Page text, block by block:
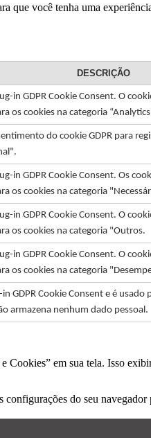
que você tenha uma
DESCRIÇÃO
in GDPR Cookie Consent. O
os cookies na categoria
do cookie GDPR para
in GDPR Cookie Consent. Os
os cookies na categoria
in GDPR Cookie Consent. O
os cookies na categoria "Outros.
in GDPR Cookie Consent. O
os cookies na categoria
GDPR Cookie Consent e é
armazena nenhum dado pessoal.
Cookies” em sua tela. Isso
do seu